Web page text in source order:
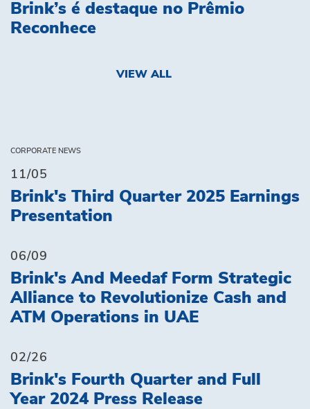
Brink’s é destaque no Prêmio
Reconhece
VIEW ALL
CORPORATE NEWS
11/05
Brink's Third Quarter 2025 Earnings
Presentation
06/09
Brink's And Meedaf Form Strategic
Alliance to Revolutionize Cash and
ATM Operations in UAE
02/26
Brink's Fourth Quarter and Full
Year 2024 Press Release